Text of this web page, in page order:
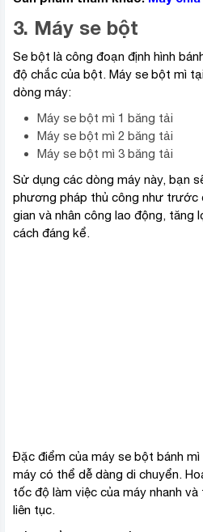
3. Máy se bột
Se bột là công đoạn định hình
độ chắc của bột. Máy se bột mì
dòng máy:
Máy se bột mì 1 băng tải
Máy se bột mì 2 băng tải
Máy se bột mì 3 băng tải
Sử dụng các dòng máy này, bạn
phương pháp thủ công như trước
gian và nhân công lao động, tăng
cách đáng kể.
Đặc điểm của máy se bột bánh
máy có thể dễ dàng di chuyển.
tốc độ làm việc của máy nhanh
liên tục.